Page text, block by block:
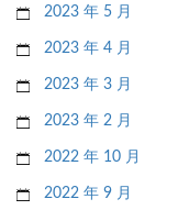
2023 年 5 月
2023 年 4 月
2023 年 3 月
2023 年 2 月
2022 年 10 月
2022 年 9 月